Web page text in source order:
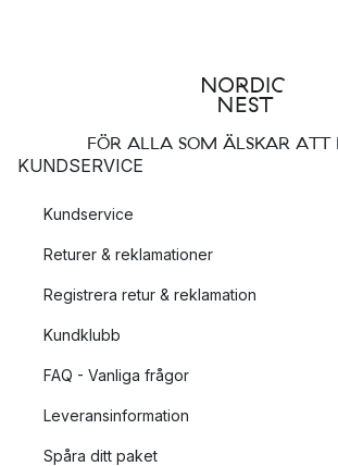
FÖR ALLA SOM ÄLSKAR ATT
KUNDSERVICE
Kundservice
Returer & reklamationer
Registrera retur & reklamation
Kundklubb
FAQ - Vanliga frågor
Leveransinformation
Spåra ditt paket